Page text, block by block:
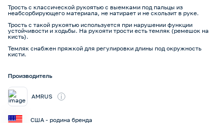
Трость с классической рукоятью с выемками под пальцы из
неабсорбирующего материала, не натирает и не скользит в руке.
Трость с такой рукоятью используется при нарушении функции
устойчивости и ходьбы. На рукояти трости есть темляк (ремешок на
кисть).
Темляк снабжен пряжкой для регулировки длины под окружность
кисти.
Производитель
AMRUS i
США - родина бренда